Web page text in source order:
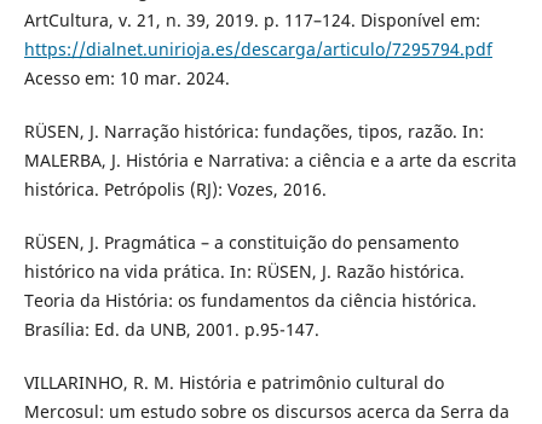
ArtCultura, v. 21, n. 39, 2019. p. 117–124. Disponível em:
https://dialnet.unirioja.es/descarga/articulo/7295794.pdf
Acesso em: 10 mar. 2024.
RÜSEN, J. Narração histórica: fundações, tipos, razão. In:
MALERBA, J. História e Narrativa: a ciência e a arte da escrita
histórica. Petrópolis (RJ): Vozes, 2016.
RÜSEN, J. Pragmática – a constituição do pensamento
histórico na vida prática. In: RÜSEN, J. Razão histórica.
Teoria da História: os fundamentos da ciência histórica.
Brasília: Ed. da UNB, 2001. p.95-147.
VILLARINHO, R. M. História e patrimônio cultural do
Mercosul: um estudo sobre os discursos acerca da Serra da